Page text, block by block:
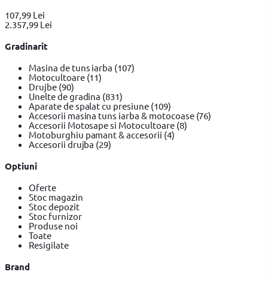
107,99 Lei
2.357,99 Lei
Gradinarit
Masina de tuns iarba (107)
Motocultoare (11)
Drujbe (90)
Unelte de gradina (831)
Aparate de spalat cu presiune (109)
Accesorii masina tuns iarba & motocoase (76)
Accesorii Motosape si Motocultoare (8)
Motoburghiu pamant & accesorii (4)
Accesorii drujba (29)
Optiuni
Oferte
Stoc magazin
Stoc depozit
Stoc furnizor
Produse noi
Toate
Resigilate
Brand